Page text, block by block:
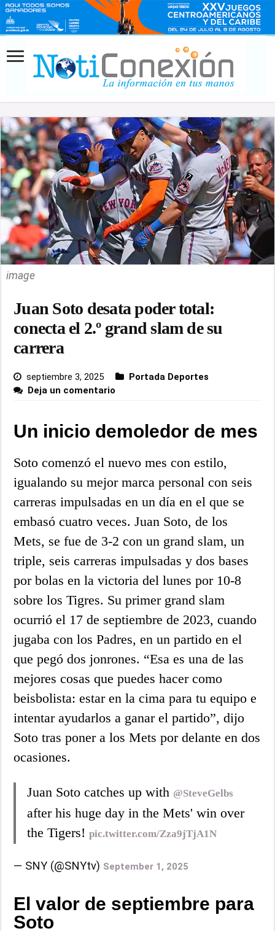
image
Juan Soto desata poder total:
conecta el 2.º grand slam de su
carrera
septiembre 3, 2025
Portada Deportes
Deja un comentario
Un inicio demoledor de mes
Soto comenzó el nuevo mes con estilo,
igualando su mejor marca personal con seis
carreras impulsadas en un día en el que se
embasó cuatro veces. Juan Soto, de los
Mets, se fue de 3-2 con un grand slam, un
triple, seis carreras impulsadas y dos bases
por bolas en la victoria del lunes por 10-8
sobre los Tigres. Su primer grand slam
ocurrió el 17 de septiembre de 2023, cuando
jugaba con los Padres, en un partido en el
que pegó dos jonrones. “Esa es una de las
mejores cosas que puedes hacer como
beisbolista: estar en la cima para tu equipo e
intentar ayudarlos a ganar el partido”, dijo
Soto tras poner a los Mets por delante en dos
ocasiones.
Juan Soto catches up with @SteveGelbs
after his huge day in the Mets' win over
the Tigers!pic.twitter.com/Zza9jTjA1N
— SNY (@SNYtv) September 1, 2025
El valor de septiembre para
Soto